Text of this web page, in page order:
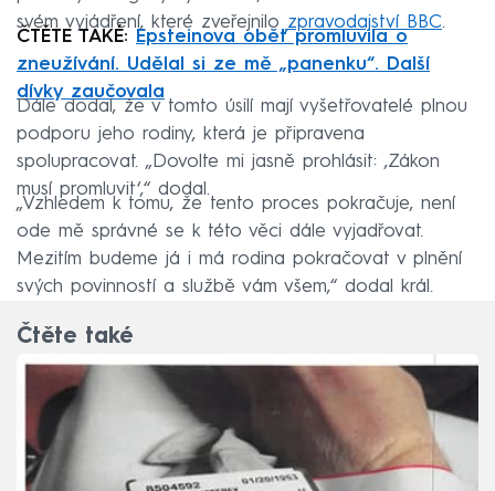
svém vyjádření, které zveřejnilo zpravodajství BBC.
ČTĚTE TAKÉ:
Epsteinova oběť promluvila o
zneužívání. Udělal si ze mě „panenku“. Další
dívky zaučovala
Dále dodal, že v tomto úsilí mají vyšetřovatelé plnou
podporu jeho rodiny, která je připravena
spolupracovat. „Dovolte mi jasně prohlásit: ‚Zákon
musí promluvit‘,“ dodal.
„Vzhledem k tomu, že tento proces pokračuje, není
ode mě správné se k této věci dále vyjadřovat.
Mezitím budeme já i má rodina pokračovat v plnění
svých povinností a službě vám všem,“ dodal král.
Čtěte také